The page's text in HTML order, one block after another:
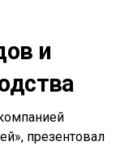
и
презентовал